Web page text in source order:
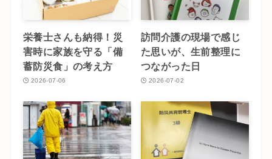
栄養士さんも納得！災
害時に家族を守る「備
蓄防災食」の考え方
2026-07-06
訪問介護の現場で感じ
た思いが、生前整理に
つながった日
2026-07-02